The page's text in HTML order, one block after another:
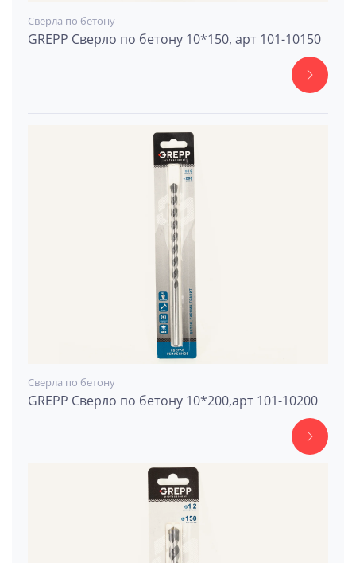
Сверла по бетону
GREPP Сверло по бетону 10*150, арт 101-10150
Сверла по бетону
GREPP Сверло по бетону 10*200,арт 101-10200